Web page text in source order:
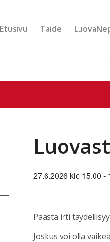
Etusivu Taide
27.6.2026 klo 15.00 -
Päästä irti
Joskus voi olla